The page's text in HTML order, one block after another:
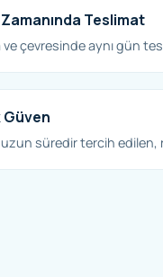
Zamanında Teslimat
ve çevresinde aynı gün
Güven
süredir tercih edilen,